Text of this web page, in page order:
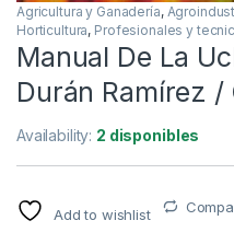
Agricultura y Ganadería,
Horticultura, Profesionales y
Manual De La
Durán Ramírez /
Availability: 2 disponibles
Add to wishlist